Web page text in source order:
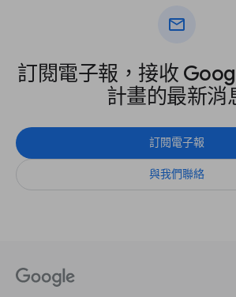
mail
訂閱電子報，接收
計畫的最新消
訂閱電子報
與我們聯絡